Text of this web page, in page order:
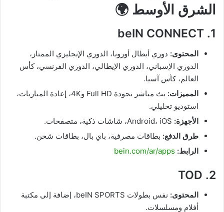
الشرق الأوسط 🌍
1.
beIN CONNECT
المحتوى: دوري أبطال أوروبا، الدوري الإنجليزي الممتاز،
الدوري الإسباني، الدوري الإيطالي، الدوري الفرنسي، كأس
العالم، كأس آسيا.
المميزات:
بث مباشر بجودة Full HD و4K، إعادة المباريات،
استوديو تحليلي.
الأجهزة:
طرق الدفع: بطاقات مصرفية، باي بال، بطاقات شحن.
الرابط: bein.com/ar/apps
2.
TOD
المحتوى:
نفس بطولات beIN SPORTS، إضافة إلى مكتبة
أفلام ومسلسلات.